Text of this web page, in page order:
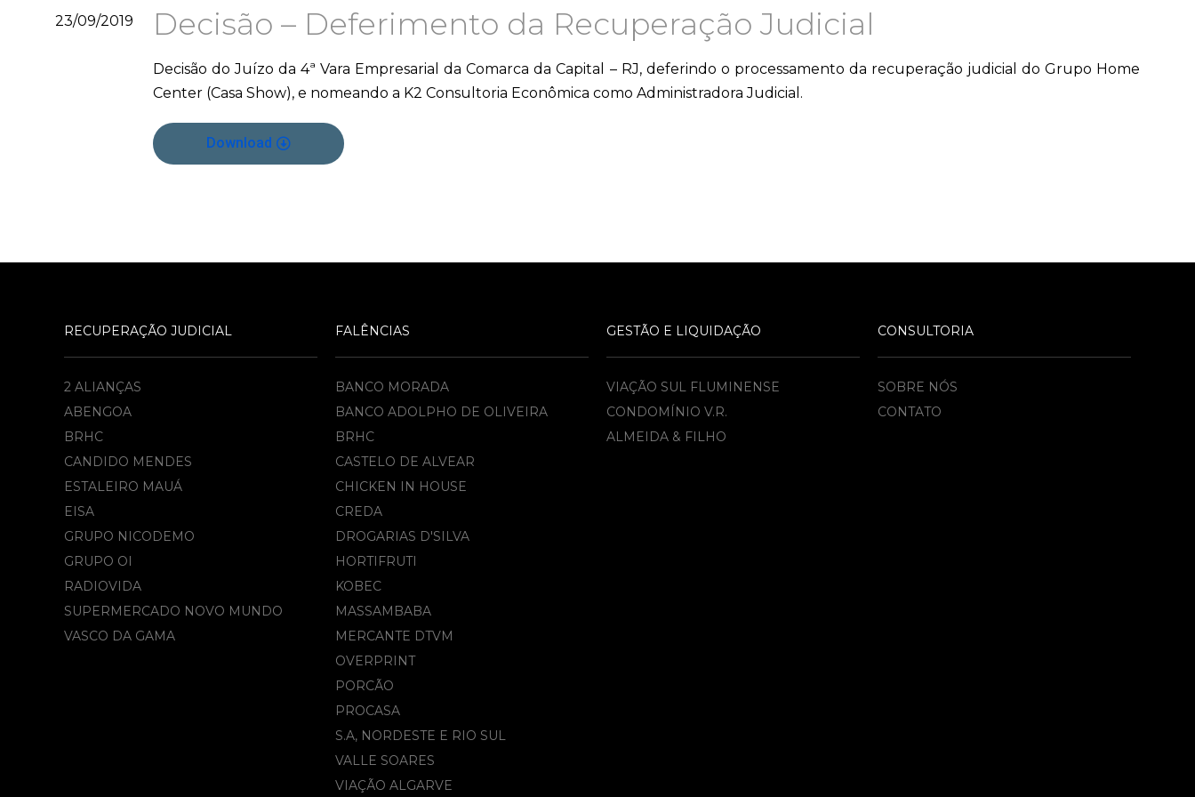
23/09/2019 Decisão – Deferimento da Recuperação Judicial
Decisão do Juízo da 4ª Vara Empresarial da Comarca da Capital – RJ, deferindo o processamento da recuperação judicial do Grupo Home
Center (Casa Show), e nomeando a K2 Consultoria Econômica como Administradora Judicial.
Download
RECUPERAÇÃO JUDICIAL
2 ALIANÇAS
ABENGOA
BRHC
CANDIDO MENDES
ESTALEIRO MAUÁ
EISA
GRUPO NICODEMO
GRUPO OI
RADIOVIDA
SUPERMERCADO NOVO MUNDO
VASCO DA GAMA
FALÊNCIAS
BANCO MORADA
BANCO ADOLPHO DE OLIVEIRA
BRHC
CASTELO DE ALVEAR
CHICKEN IN HOUSE
CREDA
DROGARIAS D'SILVA
HORTIFRUTI
KOBEC
MASSAMBABA
MERCANTE DTVM
OVERPRINT
PORCÃO
PROCASA
S.A, NORDESTE E RIO SUL
VALLE SOARES
VIAÇÃO ALGARVE
GESTÃO E LIQUIDAÇÃO
VIAÇÃO SUL FLUMINENSE
CONDOMÍNIO V.R.
ALMEIDA & FILHO​
CONSULTORIA
SOBRE NÓS
CONTATO